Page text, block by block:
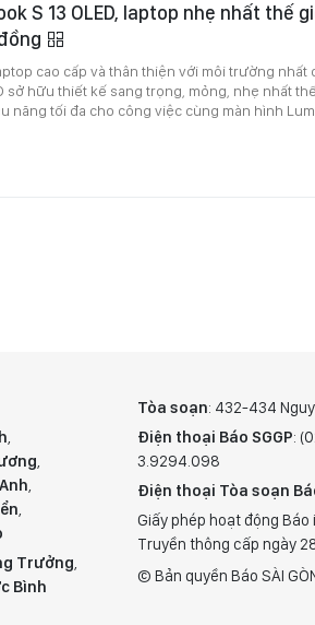
S 13 OLED, laptop nhẹ nhất thế
cao cấp và thân thiện với môi trường nhất
sở hữu thiết kế sang trọng, mỏng, nhẹ nhất
năng tối đa cho công việc cùng màn hình
,
,
,
,
Trưởng,
Bình
Tòa soạn: 432-434
Điện thoại Báo SGGP:
3.9294.098
Điện thoại Tòa soạn
Giấy phép hoạt động
Truyền thông cấp ngày
© Bản quyền Báo SÀI